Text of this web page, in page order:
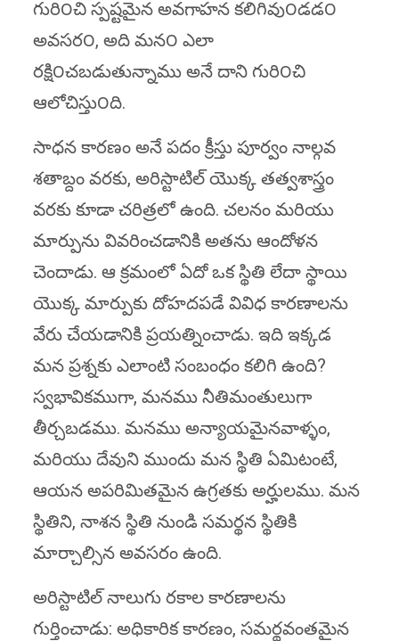
గురి౦చి స్పష్టమైన అవగాహన కలిగివు౦డడ౦
అవసర౦, అది మన౦ ఎలా
రక్షి౦చబడుతున్నాము అనే దాని గురి౦చి
ఆలోచిస్తు౦ది.
సాధన కారణం అనే పదం క్రీస్తు పూర్వం నాల్గవ
శతాబ్దం వరకు, అరిస్టాటిల్ యొక్క తత్వశాస్త్రం
వరకు కూడా చరిత్రలో ఉంది. చలనం మరియు
మార్పును వివరించడానికి అతను ఆందోళన
చెందాడు. ఆ క్రమంలో ఏదో ఒక స్థితి లేదా స్థాయి
యొక్క మార్పుకు దోహదపడే వివిధ కారణాలను
వేరు చేయడానికి ప్రయత్నించాడు. ఇది ఇక్కడ
మన ప్రశ్నకు ఎలాంటి సంబంధం కలిగి ఉంది?
స్వభావికముగా, మనము నీతిమంతులుగా
తీర్చబడము. మనము అన్యాయమైనవాళ్ళం,
మరియు దేవుని ముందు మన స్థితి ఏమిటంటే,
ఆయన అపరిమితమైన ఉగ్రతకు అర్హులము. మన
స్థితిని, నాశన స్థితి నుండి సమర్థన స్థితికి
మార్చాల్సిన అవసరం ఉంది.
అరిస్టాటిల్ నాలుగు రకాల కారణాలను
గుర్తించాడు: అధికారిక కారణం, సమర్థవంతమైన